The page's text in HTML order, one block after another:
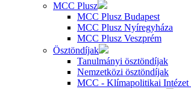
MCC Plusz
MCC Plusz Budapest
MCC Plusz Nyíregyháza
MCC Plusz Veszprém
Ösztöndíjak
Tanulmányi ösztöndíjak
Nemzetközi ösztöndíjak
MCC - Klímapolitikai Intézet